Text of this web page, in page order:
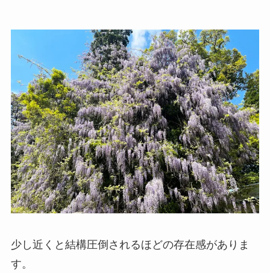
少し近くと結構圧倒されるほどの存在感がありま
す。